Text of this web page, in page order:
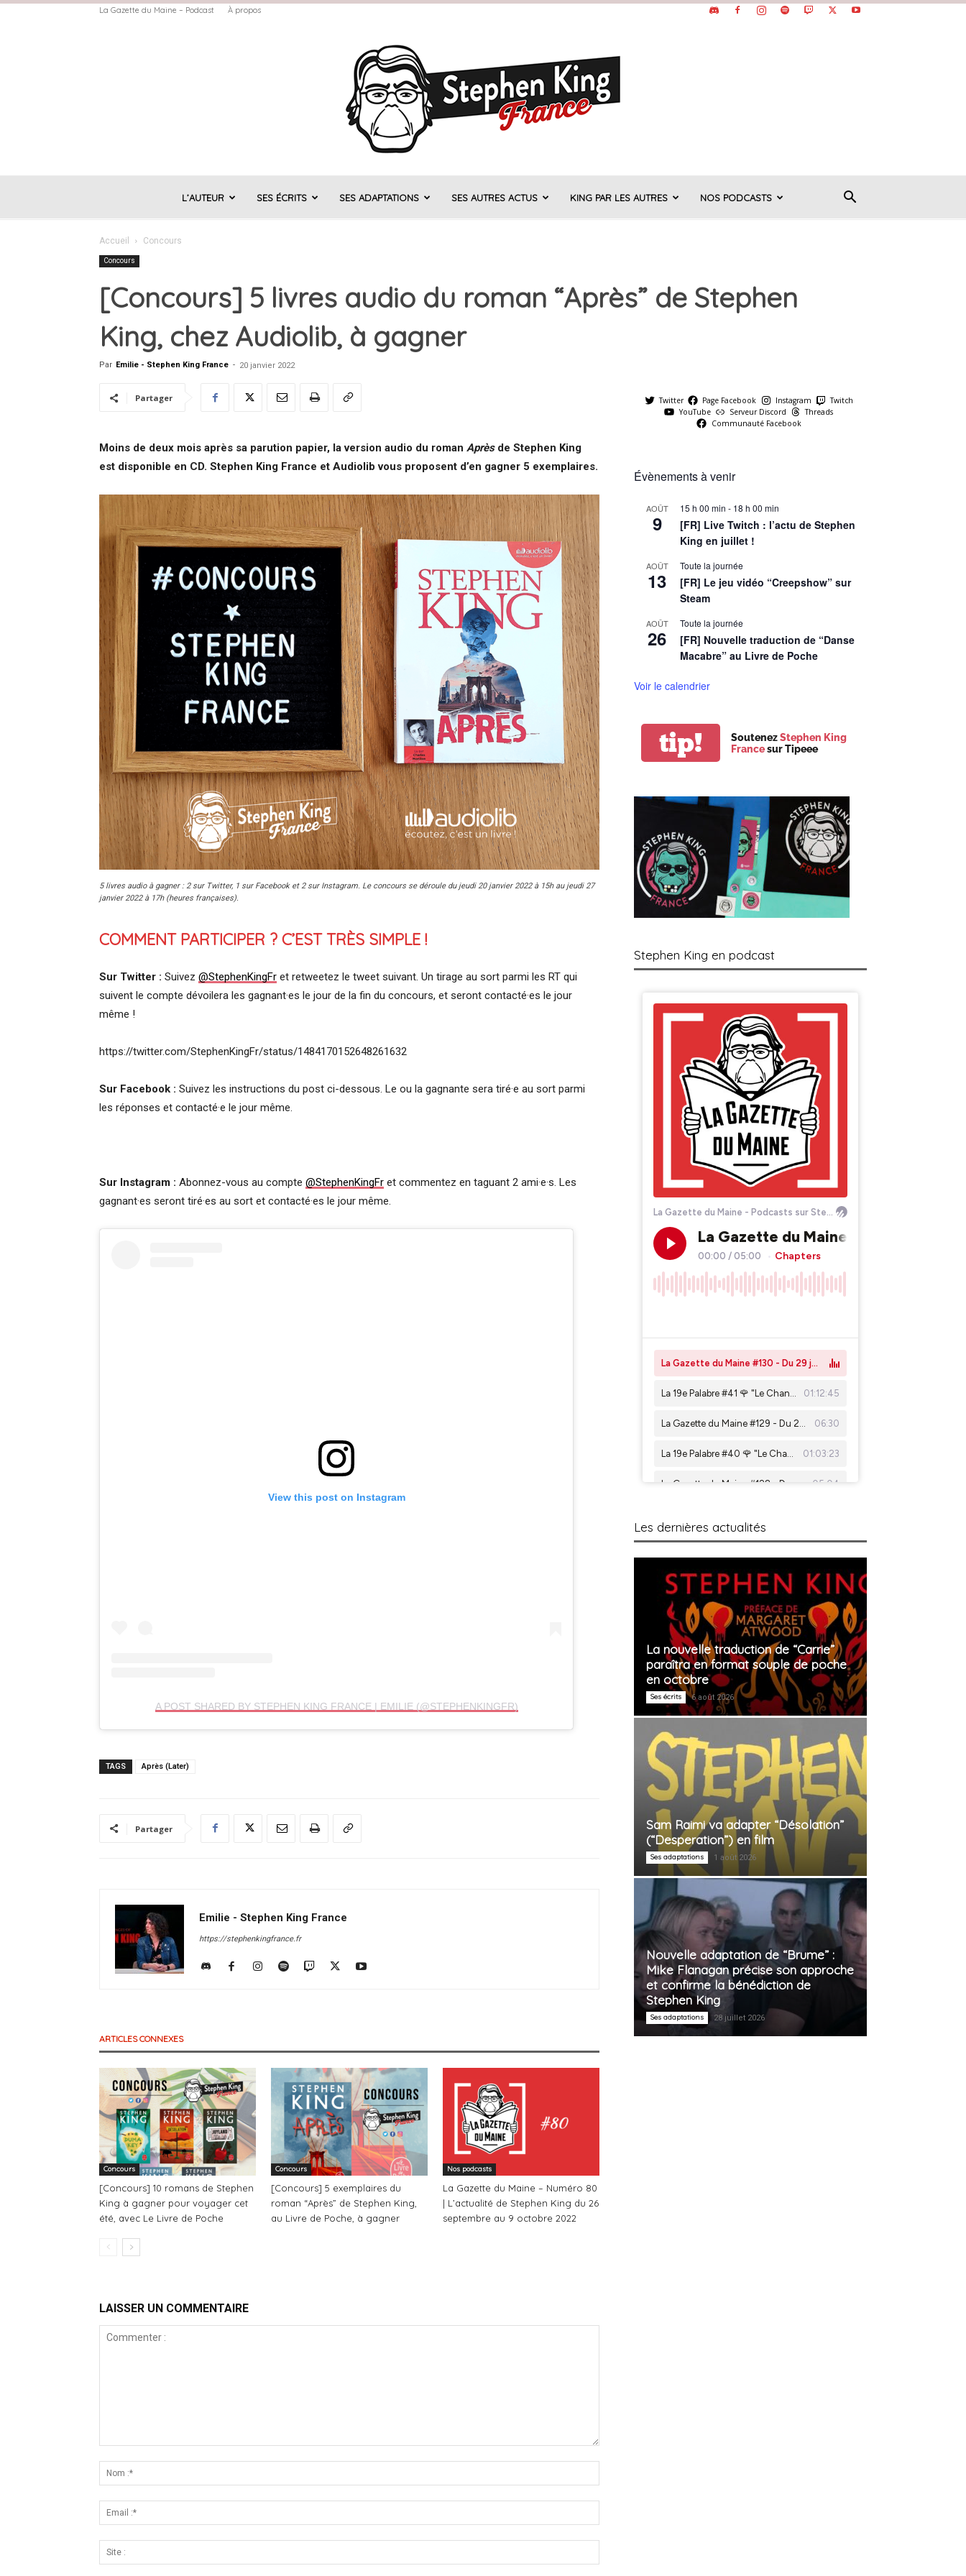
La Gazette du Maine – Podcast À propos
Stephen
King
L’AUTEUR SES ÉCRITS SES ADAPTATIONS SES AUTRES ACTUS KING PAR LES AUTRES NOS PODCASTS
Accueil Concours
Concours
[Concours] 5 livres audio du roman “Après” de Stephen
King, chez Audiolib, à gagner
Par Emilie - Stephen King France - 20 janvier 2022
Partager
Moins de deux mois après sa parution papier, la version audio du roman Aprèsde Stephen King
est disponible en CD. Stephen King France et Audiolib vous proposent d’en gagner 5 exemplaires.
5 livres audio à gagner : 2 sur Twitter, 1 sur Facebook et 2 sur Instagram. Le concours se déroule du jeudi 20 janvier 2022 à 15h au jeudi 27
janvier 2022 à 17h (heures françaises).
COMMENT PARTICIPER ? C’EST TRÈS SIMPLE !
Sur Twitter : Suivez @StephenKingFr et retweetez le tweet suivant. Un tirage au sort parmi les RT qui
suivent le compte dévoilera les gagnant·es le jour de la fin du concours, et seront contacté·es le jour
même !
https://twitter.com/StephenKingFr/status/1484170152648261632
Sur Facebook : Suivez les instructions du post ci-dessous. Le ou la gagnante sera tiré·e au sort parmi
les réponses et contacté·e le jour même.
Sur Instagram : Abonnez-vous au compte @StephenKingFr et commentez en taguant 2 ami·e·s. Les
gagnant·es seront tiré·es au sort et contacté·es le jour même.
View this post on Instagram
A POST SHARED BY STEPHEN KING FRANCE | EMILIE (@STEPHENKINGFR)
TAGS Après (Later)
Partager
Emilie - Stephen King France
https://stephenkingfrance.fr
ARTICLES CONNEXES
Concours
[Concours] 10 romans de Stephen
King à gagner pour voyager cet
été, avec Le Livre de Poche
Concours
[Concours] 5 exemplaires du
roman “Après” de Stephen King,
au Livre de Poche, à gagner
Nos podcasts
La Gazette du Maine – Numéro 80
| L’actualité de Stephen King du 26
septembre au 9 octobre 2022
LAISSER UN COMMENTAIRE
Twitter Page Facebook Instagram
Twitch
YouTube
Serveur Discord
Threads
Communauté Facebook
Évènements à venir
AOÛT
9
15 h 00 min - 18 h 00 min
[FR] Live Twitch : l’actu de Stephen
King en juillet !
AOÛT
13
Toute la journée
[FR] Le jeu vidéo “Creepshow” sur
Steam
AOÛT
26
Toute la journée
[FR] Nouvelle traduction de “Danse
Macabre” au Livre de Poche
Voir le calendrier
tip! SoutenezStephen King
Francesur Tipeee
Stephen King en podcast
Les dernières actualités
La nouvelle traduction de “Carrie”
paraîtra en format souple de poche
en octobre
Ses écrits 6 août 2026
Sam Raimi va adapter “Désolation”
(“Desperation”) en film
Ses adaptations 1 août 2026
Nouvelle adaptation de “Brume” :
Mike Flanagan précise son approche
et confirme la bénédiction de
Stephen King
Ses adaptations 28 juillet 2026